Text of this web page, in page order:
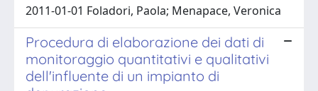
2011-01-01 Foladori, Paola; Menapace, Veronica
Procedura di elaborazione dei dati di
monitoraggio quantitativi e qualitativi
dell'influente di un impianto di